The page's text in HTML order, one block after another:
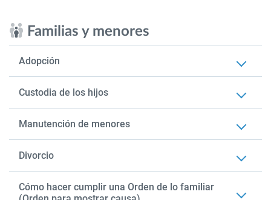
Familias y menores
Adopción
Custodia de los hijos
Manutención de menores
Divorcio
Cómo hacer cumplir una Orden de lo familiar